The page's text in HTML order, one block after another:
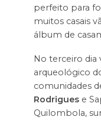
perfeito para
muitos casais
álbum de
No terceiro dia
arqueológico
comunidades
Rodriguese
Quilombola,